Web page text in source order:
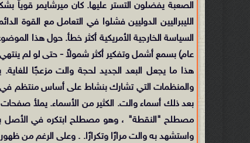
الصعبة يفضلون التستر عليها. كان ميرشايمر قوياً
الليبراليين الدوليين فشلوا في التعامل مع القوة
السياسة الخارجية الأمريكية أكثر خطأ. حول هذا
عام) بسمع أشمل وتفكير أكثر شمولاً - حتى لو لم
هذا ما يجعل البعد الجديد لحجة والت مزعجًا
والمنظمات التي تشارك بنشاط على أساس منتظم
بعد ذلك أسماء والت. الكثير من الأسماء. يملأ
مصطلح "النقطة" ، وهو مصطلح ابتكره في الأصل بن
واستشهد به والت مرارًا وتكرارًا. . وعلى الرغم من